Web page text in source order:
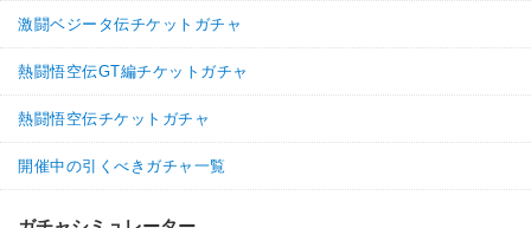
激闘ベジータ伝チケットガチャ
熱闘悟空伝GT編チケットガチャ
熱闘悟空伝チケットガチャ
開催中の引くべきガチャ一覧